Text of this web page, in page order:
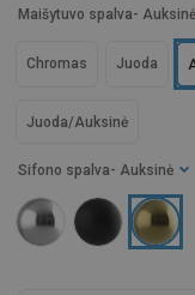
Sifono spalva - Auksinė
Maišytuvo spalva - Auksinė
Juoda
Chromas
Juoda/Auksinė